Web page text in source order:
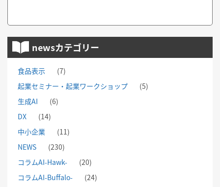
newsカテゴリー
食品表示
(7)
起業セミナー・起業ワークショップ
(5)
生成AI
(6)
DX
(14)
中小企業
(11)
NEWS
(230)
コラムAI-Hawk-
(20)
コラムAI-Buffalo-
(24)